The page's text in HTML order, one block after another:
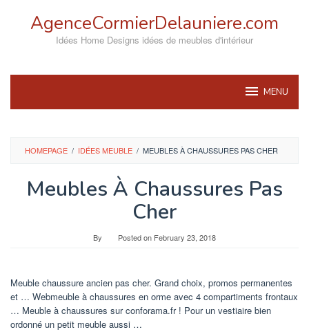
AgenceCormierDelauniere.com
Idées Home Designs idées de meubles d'intérieur
MENU
HOMEPAGE / IDÉES MEUBLE / MEUBLES À CHAUSSURES PAS CHER
Meubles À Chaussures Pas
Cher
By Posted on February 23, 2018
Meuble chaussure ancien pas cher. Grand choix, promos permanentes
et … Webmeuble à chaussures en orme avec 4 compartiments frontaux
… Meuble à chaussures sur conforama.fr ! Pour un vestiaire bien
ordonné un petit meuble aussi …